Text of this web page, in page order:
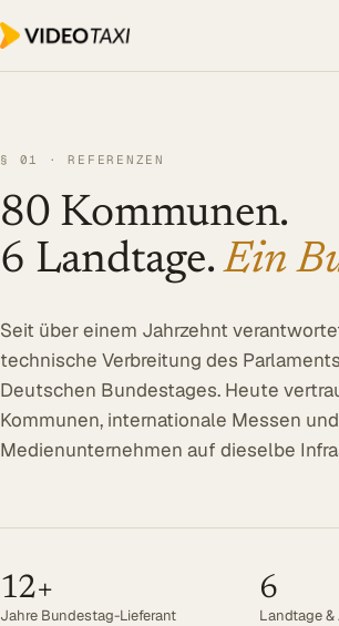
SPEECH Events
Live-Untertitelung
UNTERNEHMEN
Transkription
Translator
Alle Lösungen
Öffentlicher Sektor
LÖSUNGEN
§ 01 · REFERENZEN
80 Kommunen.
6 Landtage.Ein
Seit über einem Jahrzehnt
technische Verbreitung des
Deutschen Bundestages. Heute
Kommunen, internationale Messen und
Medienunternehmen auf dieselbe
12+
Jahre Bundestag-Lieferant
6
Landtage